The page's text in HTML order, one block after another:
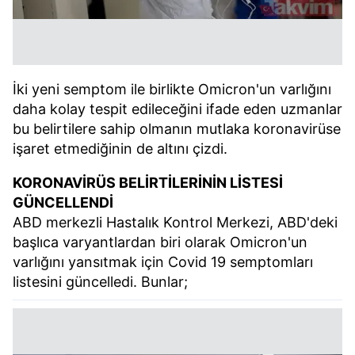
İki yeni semptom ile birlikte Omicron'un varlığını
daha kolay tespit edileceğini ifade eden uzmanlar
bu belirtilere sahip olmanın mutlaka koronavirüse
işaret etmediğinin de altını çizdi.
KORONAVİRÜS BELİRTİLERİNİN LİSTESİ
GÜNCELLENDİ
ABD merkezli Hastalık Kontrol Merkezi, ABD'deki
başlıca varyantlardan biri olarak Omicron'un
varlığını yansıtmak için Covid 19 semptomları
listesini güncelledi. Bunlar;